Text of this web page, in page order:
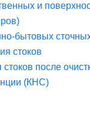
и
бытовых
стоков
после
(КНС)